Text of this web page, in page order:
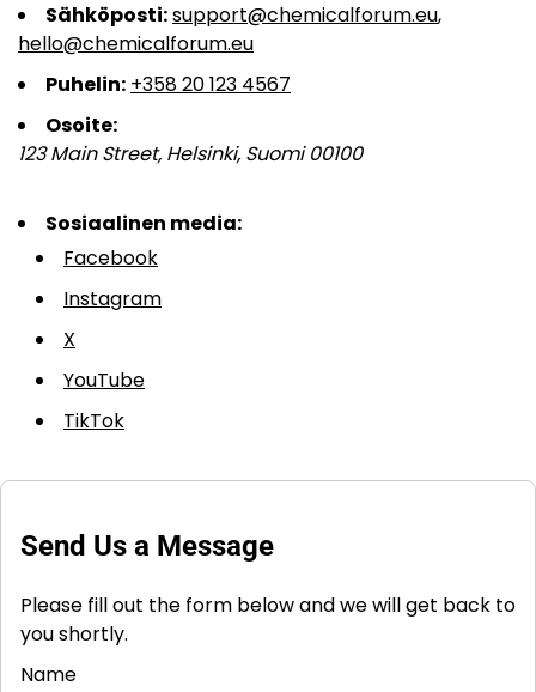
Sähköposti:support@chemicalforum.eu,
hello@chemicalforum.eu
Puhelin: +358 20 123 4567
Osoite:
123 Main Street, Helsinki, Suomi 00100
Sosiaalinen media:
Facebook
Instagram
X
YouTube
TikTok
Send Us a Message
Please fill out the form below and we will get back to
you shortly.
Name